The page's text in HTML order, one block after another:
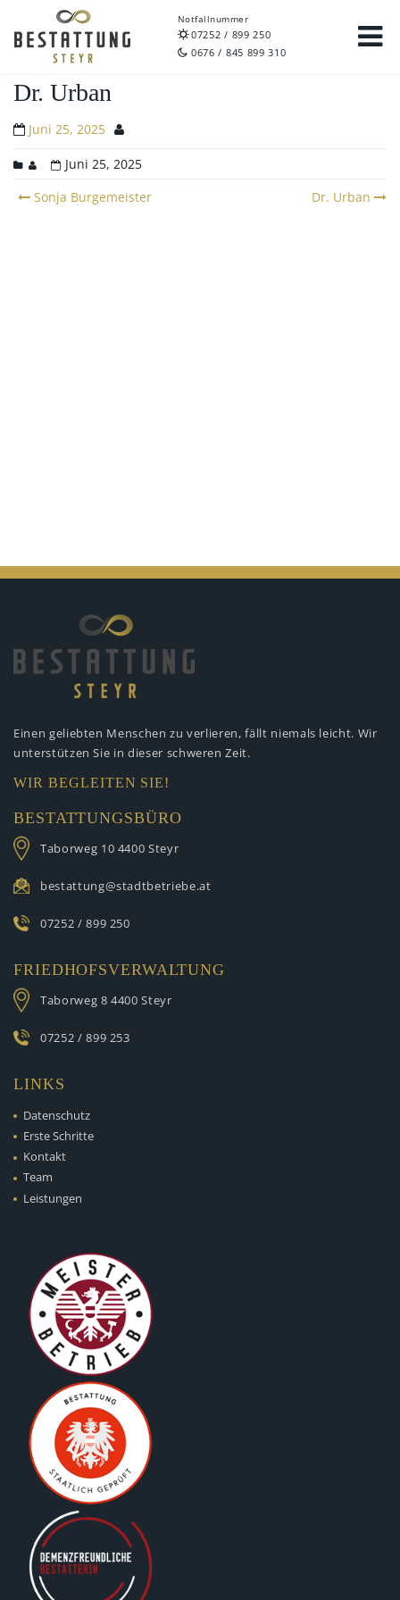
Notfallnummer
07252 / 899 250
0676 / 845 899 310
Dr. Urban
Juni 25, 2025
Juni 25, 2025
Post
Sonja Burgemeister Dr. Urban
Einen geliebten Menschen zu verlieren, fällt niemals leicht. Wir
unterstützen Sie in dieser schweren Zeit.
WIR BEGLEITEN SIE!
BESTATTUNGSBÜRO
Taborweg 10 4400 Steyr
bestattung@stadtbetriebe.at
07252 / 899 250
FRIEDHOFSVERWALTUNG
Taborweg 8 4400 Steyr
07252 / 899 253
LINKS
Datenschutz
Erste Schritte
Kontakt
Team
Leistungen